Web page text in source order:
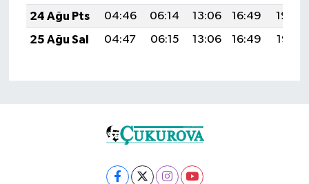
24 Ağu Pts
04:46 06:14 13:06 16:49
19:49
25 Ağu Sal
04:47 06:15 13:06 16:49 19:47